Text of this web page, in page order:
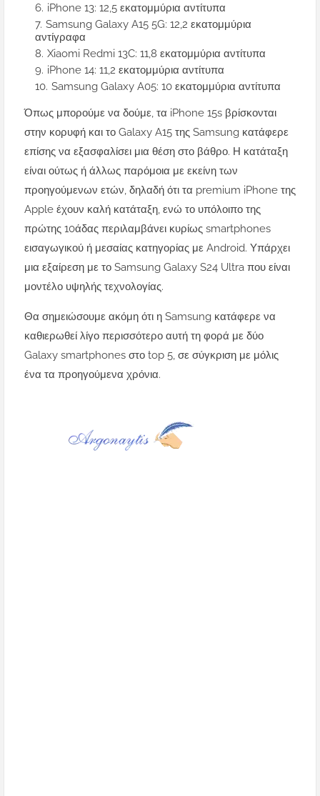
iPhone 13: 12,5 εκατομμύρια αντίτυπα
Samsung Galaxy A15 5G: 12,2 εκατομμύρια
αντίγραφα
Xiaomi Redmi 13C: 11,8 εκατομμύρια αντίτυπα
iPhone 14: 11,2 εκατομμύρια αντίτυπα
Samsung Galaxy A05: 10 εκατομμύρια αντίτυπα
Όπως μπορούμε να δούμε, τα iPhone 15s βρίσκονται
στην κορυφή και το Galaxy A15 της Samsung κατάφερε
επίσης να εξασφαλίσει μια θέση στο βάθρο. Η κατάταξη
είναι ούτως ή άλλως παρόμοια με εκείνη των
προηγούμενων ετών, δηλαδή ότι τα premium iPhone της
Apple έχουν καλή κατάταξη, ενώ το υπόλοιπο της
πρώτης 10άδας περιλαμβάνει κυρίως smartphones
εισαγωγικού ή μεσαίας κατηγορίας με Android. Υπάρχει
μια εξαίρεση με το Samsung Galaxy S24 Ultra που είναι
μοντέλο υψηλής τεχνολογίας.
Θα σημειώσουμε ακόμη ότι η Samsung κατάφερε να
καθιερωθεί λίγο περισσότερο αυτή τη φορά με δύο
Galaxy smartphones στο top 5, σε σύγκριση με μόλις
ένα τα προηγούμενα χρόνια.